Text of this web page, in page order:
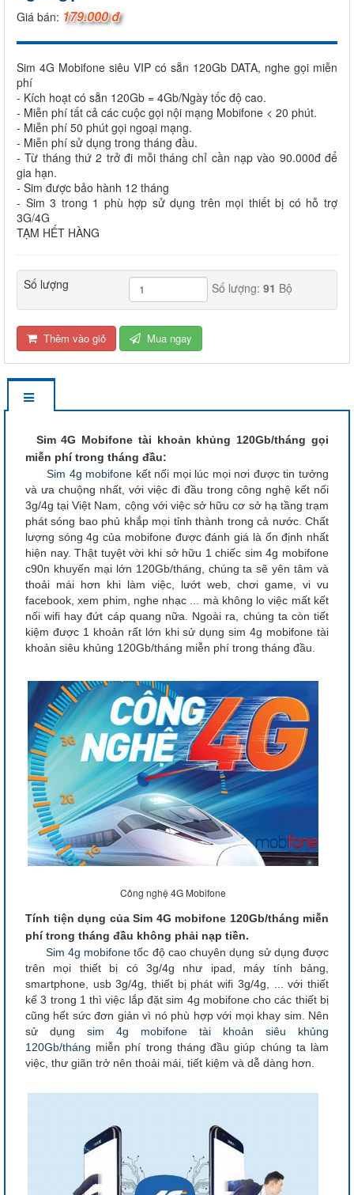
Giá bán: 179.000 đ
Sim 4G Mobifone siêu VIP có sẵn 120Gb DATA, nghe gọi miễn
phí
- Kích hoạt có sẵn 120Gb = 4Gb/Ngày tốc độ cao.
- Miễn phí tất cả các cuộc gọi nội mạng Mobifone < 20 phút.
- Miễn phí 50 phút gọi ngoại mạng.
- Miễn phí sử dụng trong tháng đầu.
- Từ tháng thứ 2 trở đi mỗi tháng chỉ cần nạp vào 90.000đ để
gia hạn.
- Sim được bảo hành 12 tháng
- Sim 3 trong 1 phù hợp sử dụng trên mọi thiết bị có hỗ trợ
3G/4G
TẠM HẾT HÀNG
Số lượng Số lượng: 91 Bộ
Thêm vào giỏ Mua ngay
Sim 4G Mobifone tài khoản khủng 120Gb/tháng gọi
miễn phí trong tháng đầu:
Sim 4g mobifone kết nối mọi lúc mọi nơi được tin tưởng
và ưa chuộng nhất, với việc đi đầu trong công nghệ kết nối
3g/4g tại Việt Nam, cộng với việc sở hữu cơ sở hạ tầng trạm
phát sóng bao phủ khắp mọi tỉnh thành trong cả nước. Chất
lượng sóng 4g của mobifone được đánh giá là ổn định nhất
hiện nay. Thật tuyệt vời khi sở hữu 1 chiếc sim 4g mobifone
c90n khuyến mại lớn 120Gb/tháng, chúng ta sẽ yên tâm và
thoải mái hơn khi làm việc, lướt web, chơi game, vi vu
facebook, xem phim, nghe nhạc ... mà không lo việc mất kết
nối wifi hay đứt cáp quang nữa. Ngoài ra, chúng ta còn tiết
kiệm được 1 khoản rất lớn khi sử dụng sim 4g mobifone tài
khoản siêu khủng 120Gb/tháng miễn phí trong tháng đầu.
Công nghệ 4G Mobifone
Tính tiện dụng của Sim 4G mobifone 120Gb/tháng miễn
phí trong tháng đầu không phải nạp tiền.
Sim 4g mobifone tốc độ cao chuyên dụng sử dụng được
trên mọi thiết bị có 3g/4g như ipad, máy tính bảng,
smartphone, usb 3g/4g, thiết bị phát wifi 3g/4g, ... với thiết
kế 3 trong 1 thì việc lắp đặt sim 4g mobifone cho các thiết bị
cũng hết sức đơn giản vì nó phù hợp với mọi khay sim. Nên
sử dụng sim 4g mobifone tài khoản siêu khủng
120Gb/tháng miễn phí trong tháng đầu giúp chúng ta làm
việc, thư giãn trở nên thoải mái, tiết kiệm và dễ dàng hơn.